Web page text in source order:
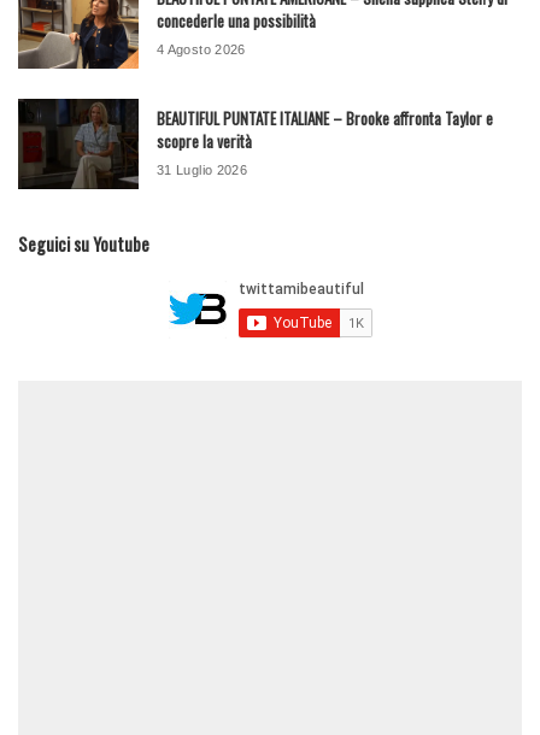
concederle una possibilità
4 Agosto 2026
BEAUTIFUL PUNTATE ITALIANE – Brooke affronta Taylor e
scopre la verità
31 Luglio 2026
Seguici su Youtube